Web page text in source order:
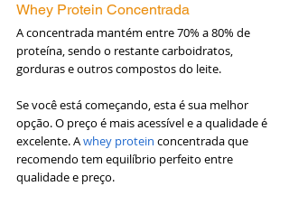
Whey Protein Concentrada
A concentrada mantém entre 70% a 80% de
proteína, sendo o restante carboidratos,
gorduras e outros compostos do leite.
Se você está começando, esta é sua melhor
opção. O preço é mais acessível e a qualidade é
excelente. A whey protein concentrada que
recomendo tem equilíbrio perfeito entre
qualidade e preço.